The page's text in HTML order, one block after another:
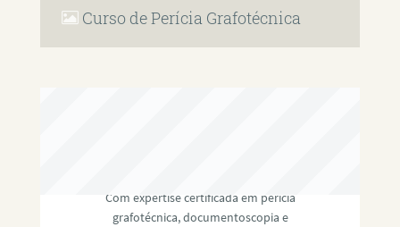
Curso de Perícia Grafotécnica
Com expertise certificada em perícia
grafotécnica, documentoscopia e